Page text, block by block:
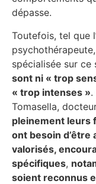
dépasse.
Toutefois, tel que
spécialisée sur ce
sont ni « trop
« trop intenses ».
Tomasella,
pleinement leurs
ont besoin d’être
valorisés,
spécifiques,
soient reconnus